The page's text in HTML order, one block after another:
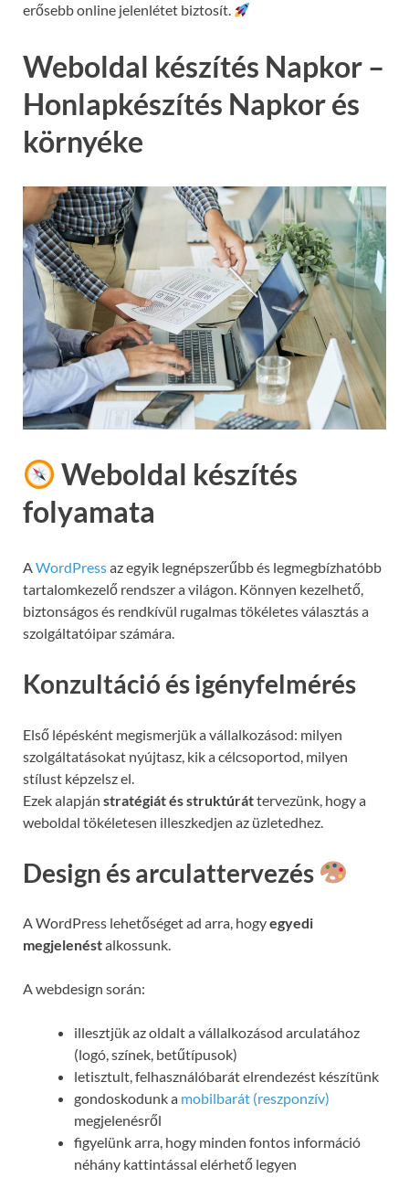
erősebb online jelenlétet biztosít.
Weboldal készítés Napkor –
Honlapkészítés Napkor és
környéke
Weboldal készítés
folyamata
AWordPressaz egyik legnépszerűbb és legmegbízhatóbb
tartalomkezelő rendszer a világon. Könnyen kezelhető,
biztonságos és rendkívül rugalmas tökéletes választás a
szolgáltatóipar számára.
Konzultáció és igényfelmérés
Első lépésként megismerjük a vállalkozásod: milyen
szolgáltatásokat nyújtasz, kik a célcsoportod, milyen
stílust képzelsz el.
Ezek alapján stratégiát és struktúráttervezünk, hogy a
weboldal tökéletesen illeszkedjen az üzletedhez.
Design és arculattervezés
A WordPress lehetőséget ad arra, hogyegyedi
megjelenéstalkossunk.
A webdesign során:
illesztjük az oldalt a vállalkozásod arculatához
(logó, színek, betűtípusok)
letisztult, felhasználóbarát elrendezést készítünk
gondoskodunk a mobilbarát (reszponzív)
megjelenésről
figyelünk arra, hogy minden fontos információ
néhány kattintással elérhető legyen